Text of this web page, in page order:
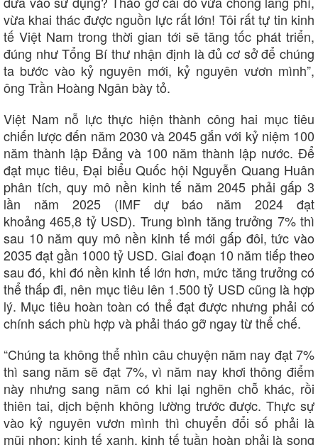
Văn hóa
Sân khấu - Điện ảnh
Âm nhạc
Di sản
Giải trí
Nghệ sĩ
Thời trang
Sao Việt
vừa khai thác được nguồn lực rất lớn! Tôi rất tự tin kinh
tế Việt Nam trong thời gian tới sẽ tăng tốc phát triển,
đúng như Tổng Bí thư nhận định là đủ cơ sở để chúng
ta bước vào kỷ nguyên mới, kỷ nguyên vươn mình”,
ông Trần Hoàng Ngân bày tỏ.
Việt Nam nỗ lực thực hiện thành công hai mục tiêu
chiến lược đến năm 2030 và 2045 gắn với kỷ niệm 100
năm thành lập Đảng và 100 năm thành lập nước. Để
đạt mục tiêu, Đại biểu Quốc hội Nguyễn Quang Huân
phân tích, quy mô nền kinh tế năm 2045 phải gấp 3
lần năm 2025 (IMF dự báo năm 2024 đạt
khoảng 465,8 tỷ USD). Trung bình tăng trưởng 7% thì
sau 10 năm quy mô nền kinh tế mới gấp đôi, tức vào
2035 đạt gần 1000 tỷ USD. Giai đoạn 10 năm tiếp theo
sau đó, khi đó nền kinh tế lớn hơn, mức tăng trưởng có
thể thấp đi, nên mục tiêu lên 1.500 tỷ USD cũng là hợp
lý. Mục tiêu hoàn toàn có thể đạt được nhưng phải có
chính sách phù hợp và phải tháo gỡ ngay từ thể chế.
“Chúng ta không thể nhìn câu chuyện năm nay đạt 7%
thì sang năm sẽ đạt 7%, vì năm nay khơi thông điểm
này nhưng sang năm có khi lại nghẽn chỗ khác, rồi
thiên tai, dịch bệnh không lường trước được. Thực sự
vào kỷ nguyên vươn mình thì chuyển đổi số phải là
mũi nhọn; kinh tế xanh, kinh tế tuần hoàn phải là song